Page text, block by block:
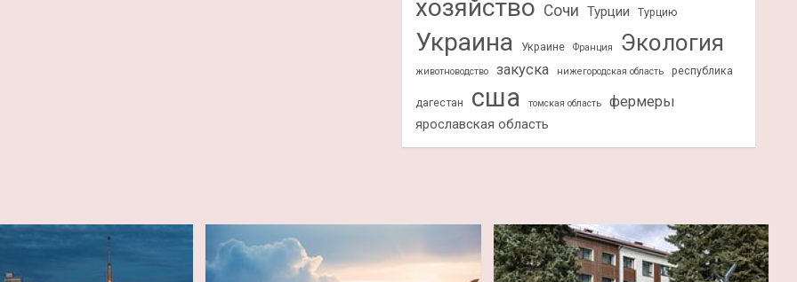
хозяйство Сочи Турции Турцию
Украина Украине Франция Экология
животноводство закуска нижегородская область республика
дагестан сша томская область фермеры
ярославская область